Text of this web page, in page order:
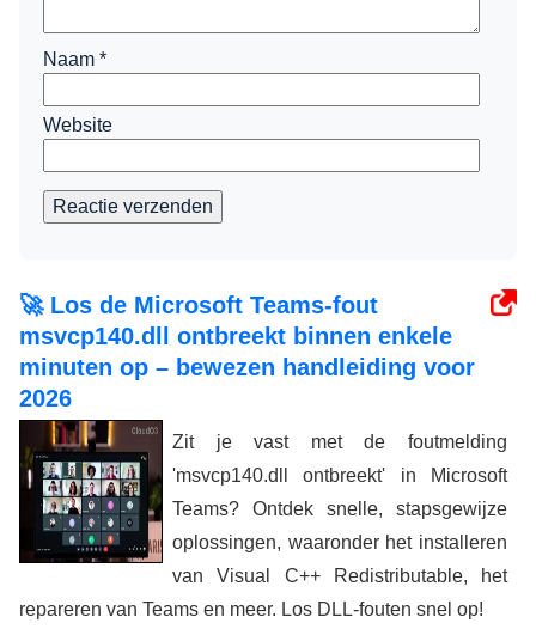
Naam *
Website
Reactie verzenden
🚀 Los de Microsoft Teams-fout
msvcp140.dll ontbreekt binnen enkele
minuten op – bewezen handleiding voor
2026
Zit je vast met de foutmelding
'msvcp140.dll ontbreekt' in Microsoft
Teams? Ontdek snelle, stapsgewijze
oplossingen, waaronder het installeren
van Visual C++ Redistributable, het
repareren van Teams en meer. Los DLL-fouten snel op!